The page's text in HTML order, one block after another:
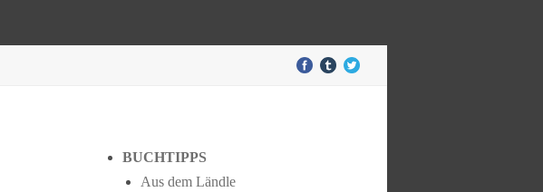
BUCHTIPPS
Aus dem Ländle